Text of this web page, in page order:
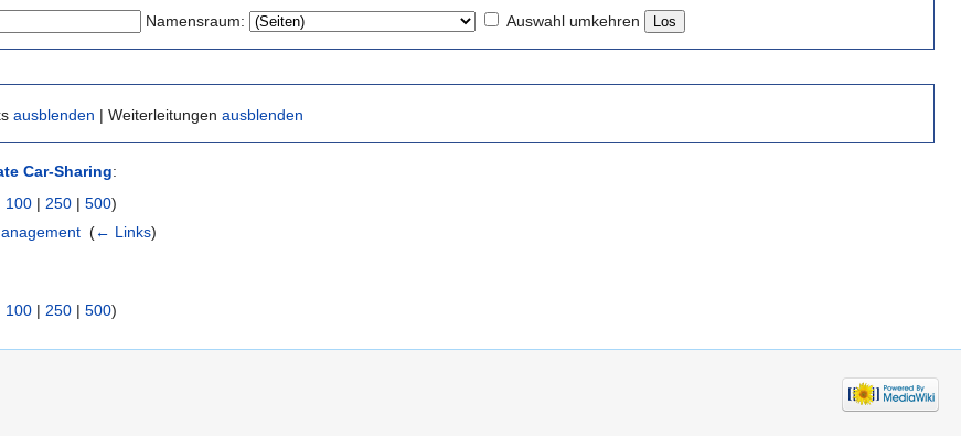
Namensraum: Auswahl umkehren
ausblenden | Weiterleitungen ausblenden
Car-Sharing:
100 | 250 | 500)
‎(← Links)
100 | 250 | 500)